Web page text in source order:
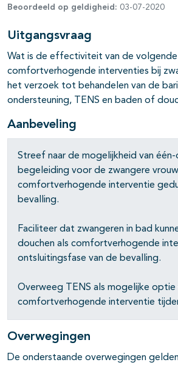
Beoordeeld op geldigheid: 03-07-2020
Uitgangsvraag
Wat is de effectiviteit van de volgende
comfortverhogende interventies bij
het verzoek tot behandelen van de
ondersteuning, TENS en baden of
Aanbeveling
Streef naar de mogelijkheid van
begeleiding voor de zwangere
comfortverhogende interventie
bevalling.
Faciliteer dat zwangeren in bad
douchen als comfortverhogende
ontsluitingsfase van de bevalling.
Overweeg TENS als mogelijke optie
comfortverhogende interventie
Overwegingen
De onderstaande overwegingen